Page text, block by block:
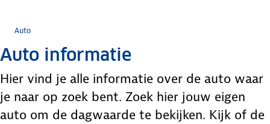
Auto
Auto informatie
Hier vind je alle informatie over de auto waar
je naar op zoek bent. Zoek hier jouw eigen
auto om de dagwaarde te bekijken. Kijk of de